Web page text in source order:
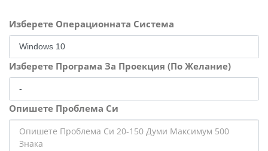
Изберете Операционната Система
Изберете Програма За Проекция (По Желание)
Опишете Проблема Си